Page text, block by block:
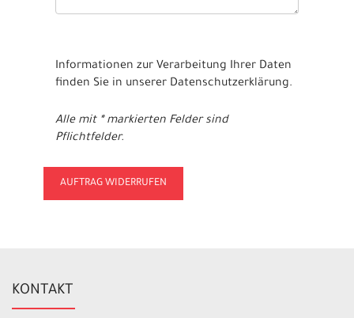
Informationen zur Verarbeitung Ihrer Daten
finden Sie in unserer Datenschutzerklärung.
Alle mit * markierten Felder sind
Pflichtfelder.
KONTAKT